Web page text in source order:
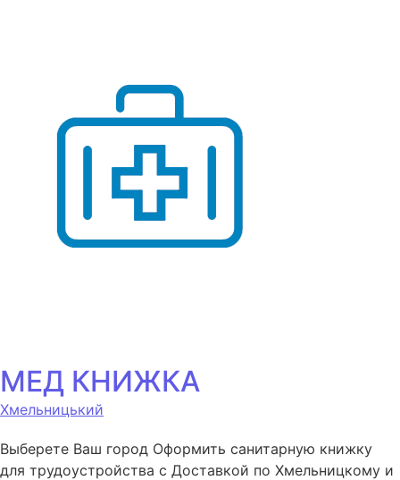
МЕД КНИЖКА
Хмельницький
Выберете Ваш город Оформить санитарную книжку
для трудоустройства с Доставкой по Хмельницкому и